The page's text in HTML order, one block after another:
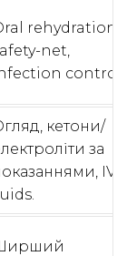
rehydration,
net,
control.
кетони/
за
IV